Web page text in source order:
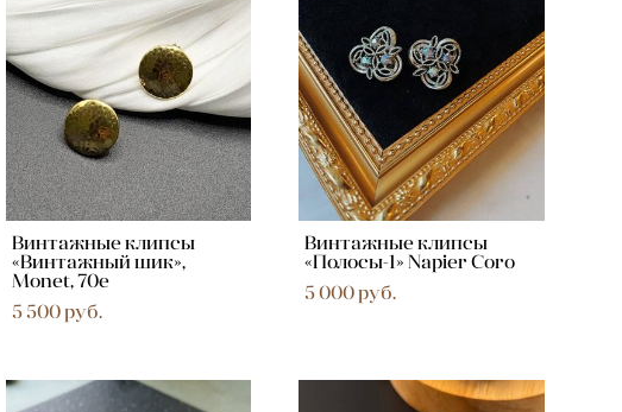
Винтажные клипсы
«Винтажный шик»,
Monet, 70e
5 500 pуб.
Винтажные клипсы
«Полосы-1» Napier Coro
5 000 pуб.